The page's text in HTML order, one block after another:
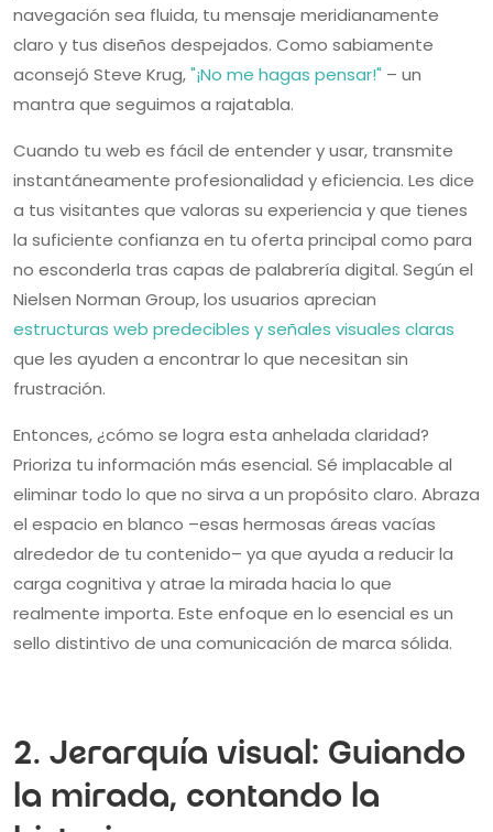
navegación sea fluida, tu mensaje meridianamente
claro y tus diseños despejados. Como sabiamente
aconsejó Steve Krug,"¡No me hagas pensar!" – un
mantra que seguimos a rajatabla.
Cuando tu web es fácil de entender y usar, transmite
instantáneamente profesionalidad y eficiencia. Les dice
a tus visitantes que valoras su experiencia y que tienes
la suficiente confianza en tu oferta principal como para
no esconderla tras capas de palabrería digital. Según el
Nielsen Norman Group, los usuarios aprecian
estructuras web predecibles y señales visuales claras
que les ayuden a encontrar lo que necesitan sin
frustración.
Entonces, ¿cómo se logra esta anhelada claridad?
Prioriza tu información más esencial. Sé implacable al
eliminar todo lo que no sirva a un propósito claro. Abraza
el espacio en blanco –esas hermosas áreas vacías
alrededor de tu contenido– ya que ayuda a reducir la
carga cognitiva y atrae la mirada hacia lo que
realmente importa. Este enfoque en lo esencial es un
sello distintivo de una comunicación de marca sólida.
2. Jerarquía visual: Guiando
la mirada, contando la